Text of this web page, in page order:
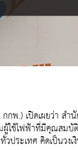
.) เปิดเผยว่า ส
ใช้ไฟฟ้าที่มีคุณส
ประเทศ คิดเป็นวง